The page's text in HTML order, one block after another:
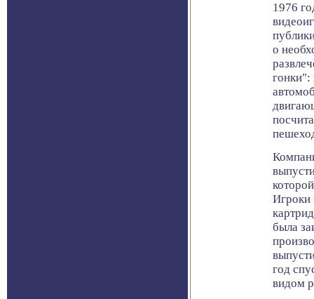
1976
о
гонки":
Игроки
была
год
видом